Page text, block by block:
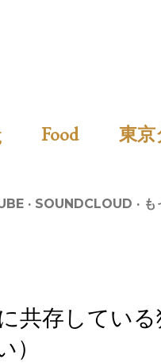
Food 東
SOUNDCLOUD
共存してい